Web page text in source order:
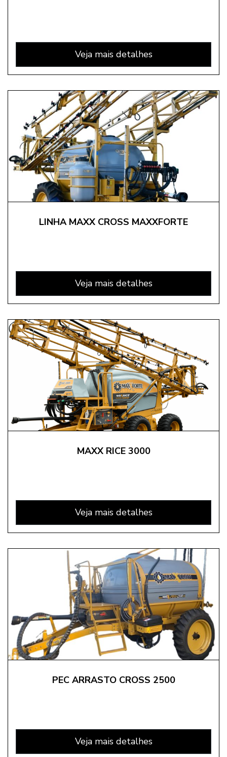
Veja mais detalhes
LINHA MAXX CROSS MAXXFORTE
Veja mais detalhes
MAXX RICE 3000
Veja mais detalhes
PEC ARRASTO CROSS 2500
Veja mais detalhes